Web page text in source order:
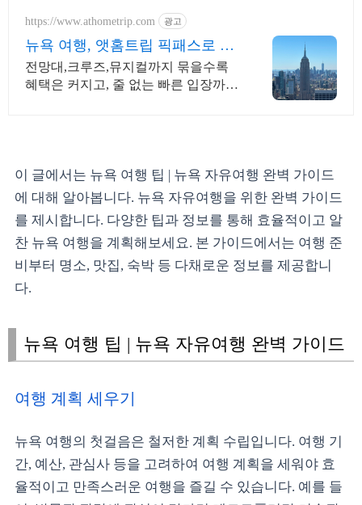
https://www.athometrip.com 광고
뉴욕 여행, 앳홈트립 픽패스로 더
합리적으로
전망대,크루즈,뮤지컬까지 묶을수록
혜택은 커지고, 줄 없는 빠른 입장까지
이 글에서는 뉴욕 여행 팁 | 뉴욕 자유여행 완벽 가이드
에 대해 알아봅니다. 뉴욕 자유여행을 위한 완벽 가이드
를 제시합니다. 다양한 팁과 정보를 통해 효율적이고 알
찬 뉴욕 여행을 계획해보세요. 본 가이드에서는 여행 준
비부터 명소, 맛집, 숙박 등 다채로운 정보를 제공합니
다.
뉴욕 여행 팁 | 뉴욕 자유여행 완벽 가이드
여행 계획 세우기
뉴욕 여행의 첫걸음은 철저한 계획 수립입니다. 여행 기
간, 예산, 관심사 등을 고려하여 여행 계획을 세워야 효
율적이고 만족스러운 여행을 즐길 수 있습니다. 예를 들